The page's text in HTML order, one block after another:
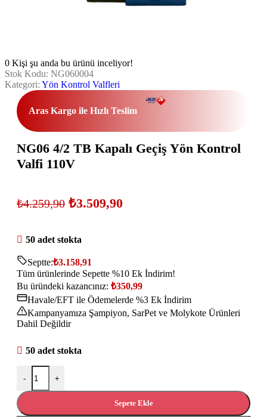
0 Kişi şu anda bu ürünü inceliyor!
Stok Kodu: NG060004
Kategori: Yön Kontrol Valfleri
Aras Kargo ile Hızlı Teslim
NG06 4/2 TB Kapalı Geçiş Yön Kontrol
Valfi 110V
₺4.259,90 ₺3.509,90
50 adet stokta
Septte:₺3.158,91
Tüm ürünlerinde Sepette %10 Ek İndirim!
Bu üründeki kazancınız: ₺350,99
Havale/EFT ile Ödemelerde %3 Ek İndirim
Kampanyamıza Şampiyon, SarPet ve Molykote Ürünleri
Dahil Değildir
50 adet stokta
- +
Sepete Ekle